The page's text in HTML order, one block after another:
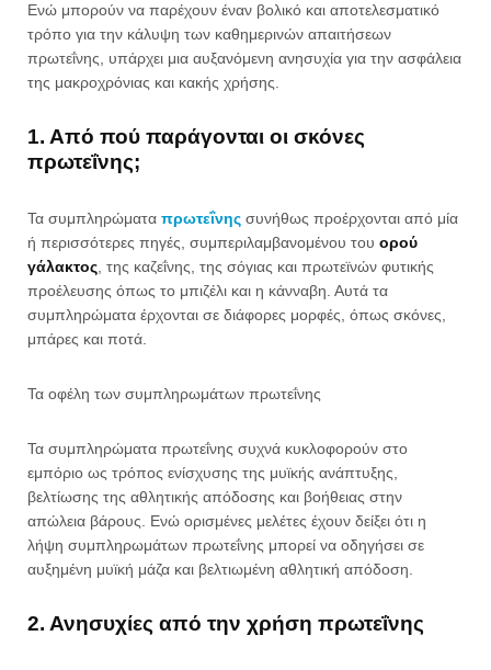
Ενώ μπορούν να παρέχουν έναν βολικό και αποτελεσματικό
τρόπο για την κάλυψη των καθημερινών απαιτήσεων
πρωτεΐνης, υπάρχει μια αυξανόμενη ανησυχία για την ασφάλεια
της μακροχρόνιας και κακής χρήσης.
1. Από πού παράγονται οι σκόνες
πρωτεΐνης;
Τα συμπληρώματα πρωτεΐνης συνήθως προέρχονται από μία
ή περισσότερες πηγές, συμπεριλαμβανομένου του ορού
γάλακτος, της καζεΐνης, της σόγιας και πρωτεϊνών φυτικής
προέλευσης όπως το μπιζέλι και η κάνναβη. Αυτά τα
συμπληρώματα έρχονται σε διάφορες μορφές, όπως σκόνες,
μπάρες και ποτά.
Τα οφέλη των συμπληρωμάτων πρωτεΐνης
Τα συμπληρώματα πρωτεΐνης συχνά κυκλοφορούν στο
εμπόριο ως τρόπος ενίσχυσης της μυϊκής ανάπτυξης,
βελτίωσης της αθλητικής απόδοσης και βοήθειας στην
απώλεια βάρους. Ενώ ορισμένες μελέτες έχουν δείξει ότι η
λήψη συμπληρωμάτων πρωτεΐνης μπορεί να οδηγήσει σε
αυξημένη μυϊκή μάζα και βελτιωμένη αθλητική απόδοση.
2. Ανησυχίες από την χρήση πρωτεΐνης